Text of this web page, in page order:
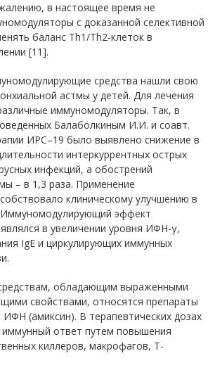
в настоящее время не
с доказанной селективной
баланс Тh1/Тh2-клеток в
[11].
средства нашли свою
астмы у детей. Для лечения
иммуномодуляторы. Так, в
Балаболкиным И.И. и соавт.
ИРС–19 было выявлено снижение в
интеркуррентных острых
инфекций, а обострений
– в 1,3 раза. Применение
клиническому улучшению в
эффект
в увеличении уровня ИФН-γ,
IgE и циркулирующих иммунных
обладающим выраженными
свойствами, относятся препараты
(амиксин). В терапевтических дозах
ответ путем повышения
киллеров, макрофагов, Т-